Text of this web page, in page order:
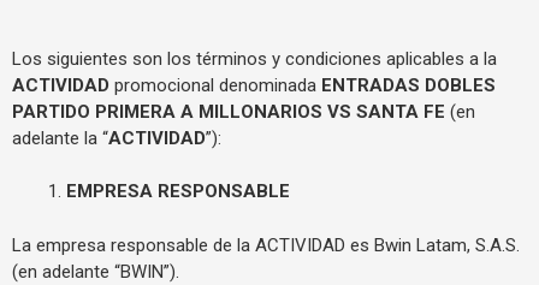
Los siguientes son los términos y condiciones aplicables a la
ACTIVIDAD promocional denominada ENTRADAS DOBLES
PARTIDO PRIMERA A MILLONARIOS VS SANTA FE (en
adelante la “ACTIVIDAD”):
EMPRESA RESPONSABLE
La empresa responsable de la ACTIVIDAD es Bwin Latam, S.A.S.
(en adelante “BWIN”).